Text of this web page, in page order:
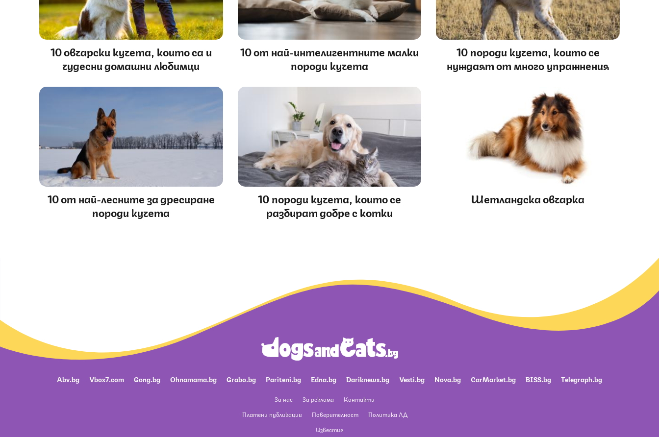
10 овчарски кучета, които са и
чудесни домашни любимци
10 от най-интелигентните малки
породи кучета
10 породи кучета, които се
нуждаят от много упражнения
10 от най-лесните за дресиране
породи кучета
10 породи кучета, които се
разбират добре с котки
Шетландска овчарка
Abv.bg Vbox7.com Gong.bg Ohnamama.bg Grabo.bg Pariteni.bg Edna.bg Dariknews.bg Vesti.bg Nova.bg CarMarket.bg BISS.bg Telegraph.bg
За нас За реклама
Контакти
Платени публикации
Поверителност
Политика ЛД
Известия